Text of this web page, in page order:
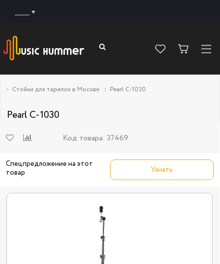
Стойки для тарелок в Москве Pearl C-1030
Pearl C-1030
Код товара: 37469
Спецпредложение на этот
товар
Узнать